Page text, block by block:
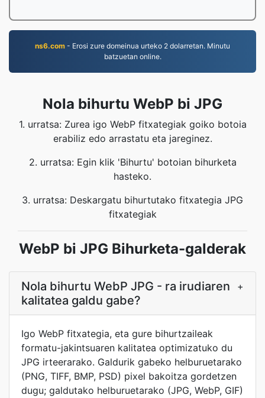
ns6.com - Erosi zure domeinua urteko 2 dolarretan. Minutu
batzuetan online.
Nola bihurtu WebP bi JPG
1. urratsa: Zurea igo WebP fitxategiak goiko botoia
erabiliz edo arrastatu eta jareginez.
2. urratsa: Egin klik 'Bihurtu' botoian bihurketa
hasteko.
3. urratsa: Deskargatu bihurtutako fitxategia JPG
fitxategiak
WebP bi JPG Bihurketa-galderak
Nola bihurtu WebP JPG - ra irudiaren
kalitatea galdu gabe?
+
Igo WebP fitxategia, eta gure bihurtzaileak
formatu-jakintsuaren kalitatea optimizatuko du
JPG irteerarako. Galdurik gabeko helburuetarako
(PNG, TIFF, BMP, PSD) pixel bakoitza gordetzen
dugu; galdutako helburuetarako (JPG, WebP, GIF)